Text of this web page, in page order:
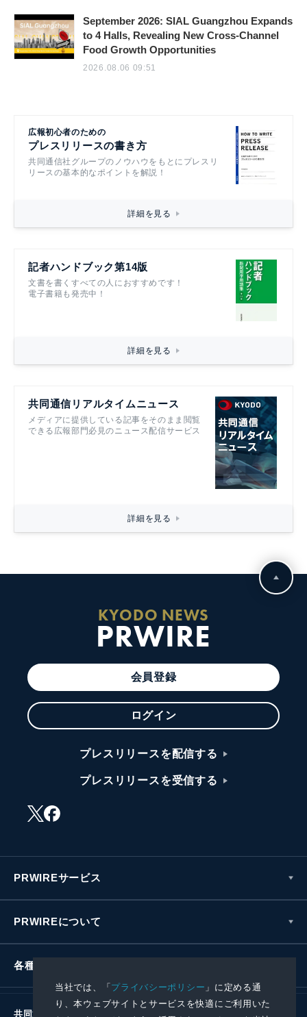
当社では、「プライバシーポリシー 」に定める通
り、本ウェブサイトとサービスを快適にご利用いた
September 2026: SIAL Guangzhou Expands
to 4 Halls, Revealing New Cross-Channel
Food Growth Opportunities
2026.08.06 09:51
広報初心者のための
プレスリリースの書き方
共同通信社グループのノウハウをもとにプレスリ
リースの基本的なポイントを解説！
詳細を見る
記者ハンドブック第14版
文書を書くすべての人におすすめです！
電子書籍も発売中！
詳細を見る
共同通信リアルタイムニュース
メディアに提供している記事をそのまま閲覧
できる広報部門必見のニュース配信サービス
詳細を見る
KYODO NEWS
PRWIRE
会員登録
ログイン
プレスリリースを配信する
プレスリリースを受信する
PRWIREサービス
PRWIREについて
各種お問い合わせ
共同通信社グループ